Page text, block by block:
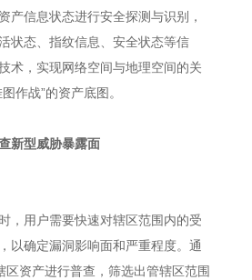
产信息状态进行安全探测与识别，
状态、指纹信息、安全状态等信
术，实现网络空间与地理空间的关
作战”的资产底图。
新型威胁暴露面
，用户需要快速对辖区范围内的受
以确定漏洞影响面和严重程度。通
区资产进行普查，筛选出管辖区范围